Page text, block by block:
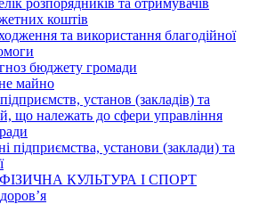
розпорядників та отримувачів
коштів
та використання благодійної
бюджету громади
майно
установ (закладів) та
що належать до сфери управління
підприємства, установи (заклади) та
КУЛЬТУРА І СПОРТ